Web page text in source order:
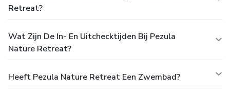
Retreat?
Wat Zijn De In- En Uitchecktijden Bij Pezula
Nature Retreat?
Heeft Pezula Nature Retreat Een Zwembad?